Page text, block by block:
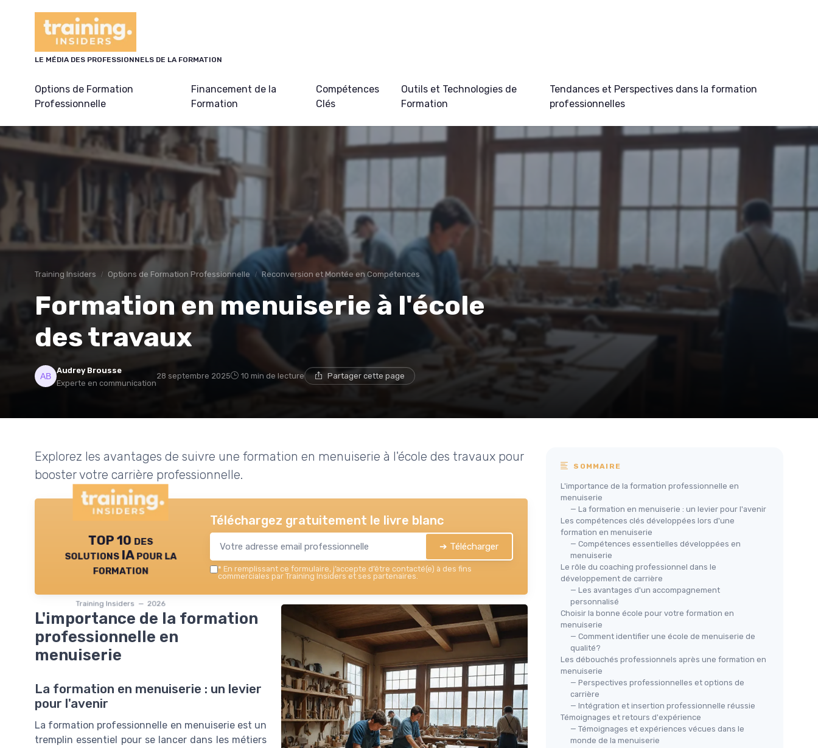
LE MÉDIA DES PROFESSIONNELS DE LA FORMATION
Options de Formation
Professionnelle
Financement de la
Formation
Compétences
Clés
Outils et Technologies de
Formation
Tendances et Perspectives dans la formation
professionnelles
Training Insiders Options de Formation Professionnelle Reconversion et Montée en Compétences
Formation en menuiserie à l'école
des travaux
Audrey Brousse
Experte en communication
28 septembre 2025 10 min de lecture Partager cette page
Explorez les avantages de suivre une formation en menuiserie à l'école des travaux pour
booster votre carrière professionnelle.
TOP 10 des
solutions IA pour la
formation
Training Insiders — 2026
Téléchargez gratuitement le livre blanc
➔ Télécharger
* En remplissant ce formulaire, j’accepte d’être contacté(e) à des fins
commerciales par Training Insiders et ses partenaires.
L'importance de la formation
professionnelle en
menuiserie
La formation en menuiserie : un levier
pour l'avenir
La formation professionnelle en menuiserie est un
tremplin essentiel pour se lancer dans les métiers
SOMMAIRE
L'importance de la formation professionnelle en
menuiserie
— La formation en menuiserie : un levier pour l'avenir
Les compétences clés développées lors d'une
formation en menuiserie
— Compétences essentielles développées en
menuiserie
Le rôle du coaching professionnel dans le
développement de carrière
— Les avantages d'un accompagnement
personnalisé
Choisir la bonne école pour votre formation en
menuiserie
— Comment identifier une école de menuiserie de
qualité?
Les débouchés professionnels après une formation en
menuiserie
— Perspectives professionnelles et options de
carrière
— Intégration et insertion professionnelle réussie
Témoignages et retours d'expérience
— Témoignages et expériences vécues dans le
monde de la menuiserie